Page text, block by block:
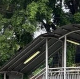
Agustus 4, 2026
Ketua
Agustus 3, 2026
Menjelajahi
Agustus 3, 2026